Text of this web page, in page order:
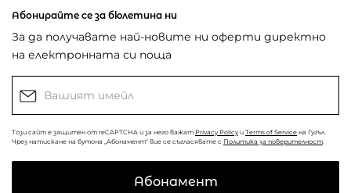
Абонирайте се за бюлетина ни
За да получавате най-новите ни оферти директно
на електронната си поща
Този сайт е защитен от reCAPTCHA и за него важат Privacy Policy и Terms of Service на Гугъл.
Чрез натискане на бутона „Абонамент“ вие се съгласявате с Политика за поверителност
Абонамент